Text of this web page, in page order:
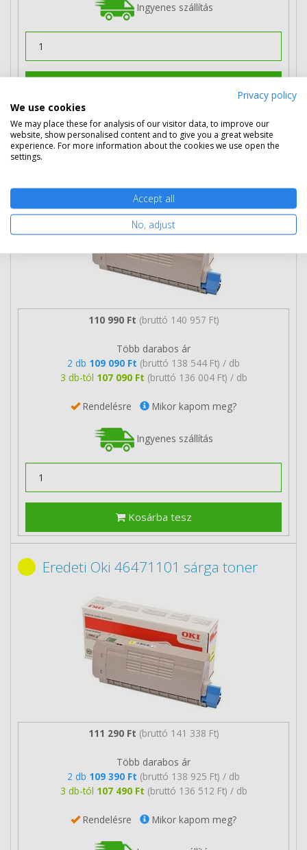
Ingyenes szállítás
Eredeti Oki 46443101 nagy kapacitású
sárga toner
110 990 Ft (bruttó 140 957 Ft)
Több darabos ár
2 db 109 090 Ft (bruttó 138 544 Ft) / db
3 db-tól 107 090 Ft (bruttó 136 004 Ft) / db
Rendelésre Mikor kapom meg?
Ingyenes szállítás
Kosárba tesz
Eredeti Oki 46471101 sárga toner
111 290 Ft (bruttó 141 338 Ft)
Több darabos ár
2 db 109 390 Ft (bruttó 138 925 Ft) / db
3 db-tól 107 490 Ft (bruttó 136 512 Ft) / db
Rendelésre Mikor kapom meg?
Privacy policy
We use cookies
We may place these for analysis of our visitor data, to improve our
website, show personalised content and to give you a great website
experience. For more information about the cookies we use open the
settings.
Accept all
No, adjust